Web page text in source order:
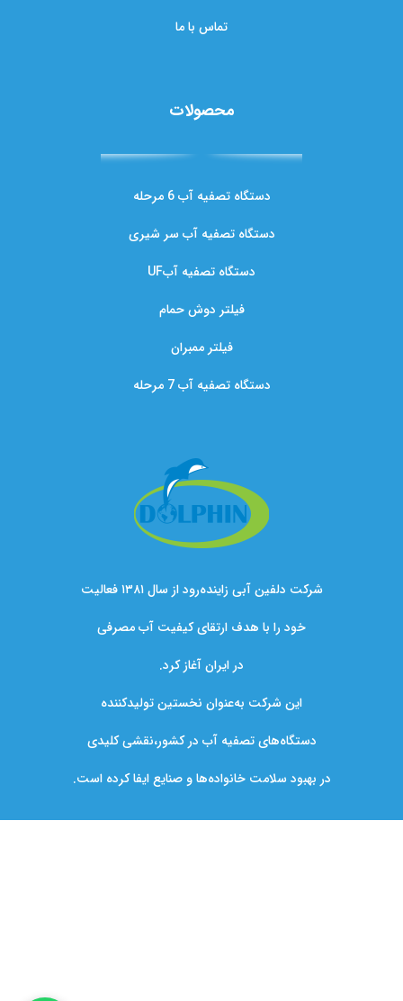
تماس با ما
محصولات
دستگاه تصفیه آب 6 مرحله
دستگاه تصفیه آب سر شیری
دستگاه تصفیه آبUF
فیلتر دوش حمام
فیلتر ممبران
دستگاه تصفیه آب 7 مرحله
شرکت دلفین آبی زاینده‌رود از سال ۱۳۸۱ فعالیت
خود را با هدف ارتقای کیفیت آب مصرفی
در ایران آغاز کرد.
این شرکت به‌عنوان نخستین تولیدکننده
دستگاه‌های تصفیه آب در کشور،نقشی کلیدی
در بهبود سلامت خانواده‌ها و صنایع ایفا کرده است.